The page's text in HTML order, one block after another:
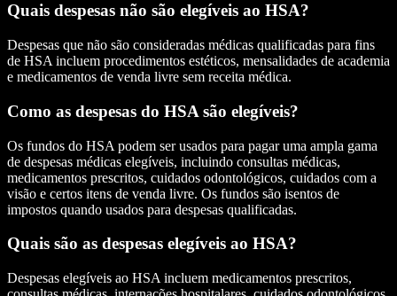
Quais despesas não são elegíveis ao HSA?
Despesas que não são consideradas médicas qualificadas para fins
de HSA incluem procedimentos estéticos, mensalidades de academia
e medicamentos de venda livre sem receita médica.
Como as despesas do HSA são elegíveis?
Os fundos do HSA podem ser usados para pagar uma ampla gama
de despesas médicas elegíveis, incluindo consultas médicas,
medicamentos prescritos, cuidados odontológicos, cuidados com a
visão e certos itens de venda livre. Os fundos são isentos de
impostos quando usados para despesas qualificadas.
Quais são as despesas elegíveis ao HSA?
Despesas elegíveis ao HSA incluem medicamentos prescritos,